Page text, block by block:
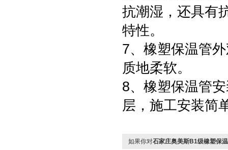
抗潮湿，还具有
特性。
7、橡塑保温管
质地柔软。
8、橡塑保温管
层，施工安装简
如果你对石家庄奥美斯B1级橡塑保